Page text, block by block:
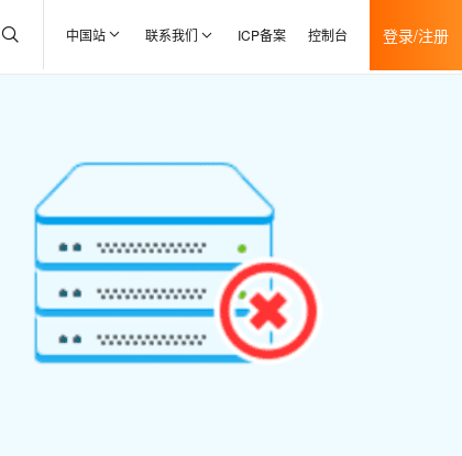
中国站 联系我们 ICP备案 控制台 登录/注册